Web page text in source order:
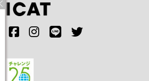
テックタンク 遮熱